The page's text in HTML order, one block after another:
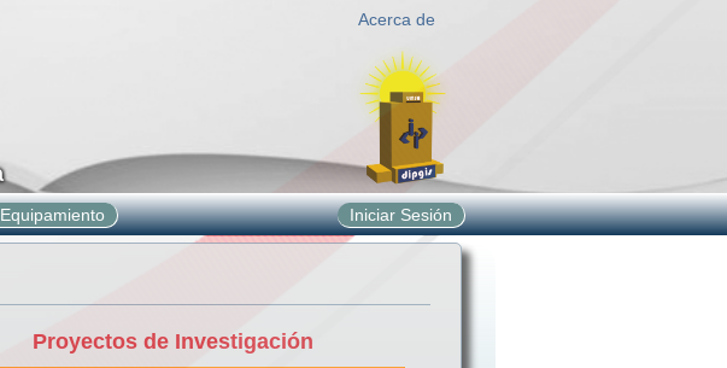
Acerca de
Equipamiento Iniciar Sesión
Proyectos de Investigación